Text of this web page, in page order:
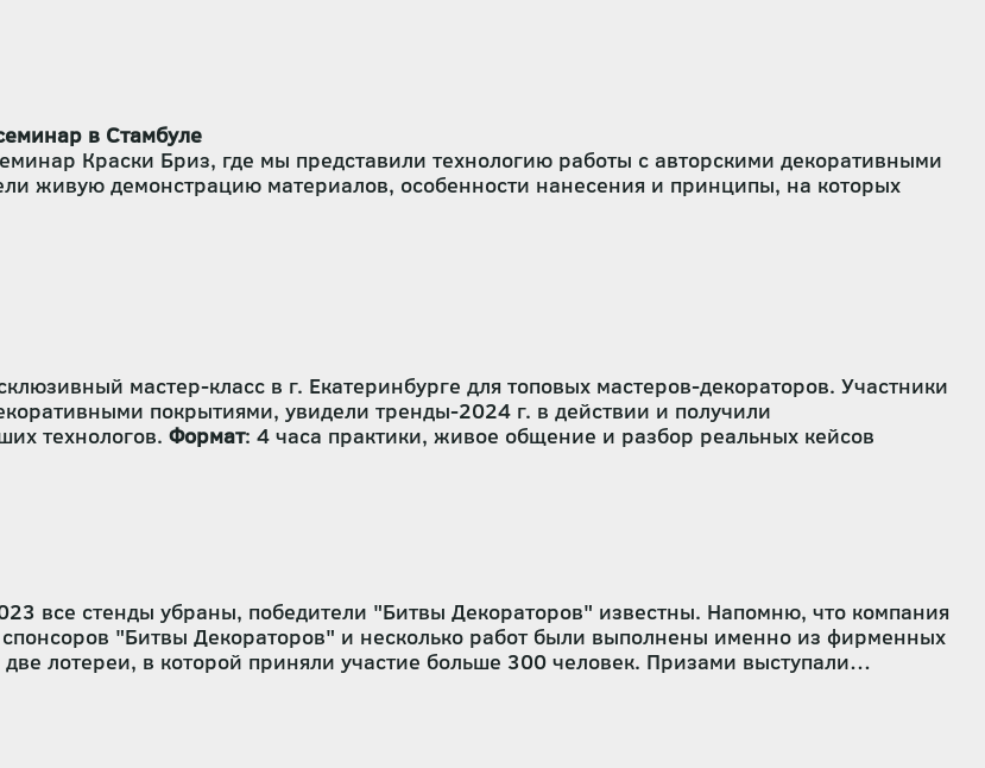
в Стамбуле
Краски Бриз, где мы представили технологию работы с авторскими декоративными
живую демонстрацию материалов, особенности нанесения и принципы, на которых
мастер-класс в г. Екатеринбурге для топовых мастеров-декораторов. Участники
покрытиями, увидели тренды-2024 г. в действии и получили
технологов. Формат: 4 часа практики, живое общение и разбор реальных кейсов
все стенды убраны, победители "Битвы Декораторов" известны. Напомню, что компания
"Битвы Декораторов" и несколько работ были выполнены именно из фирменных
лотереи, в которой приняли участие больше 300 человек. Призами выступали